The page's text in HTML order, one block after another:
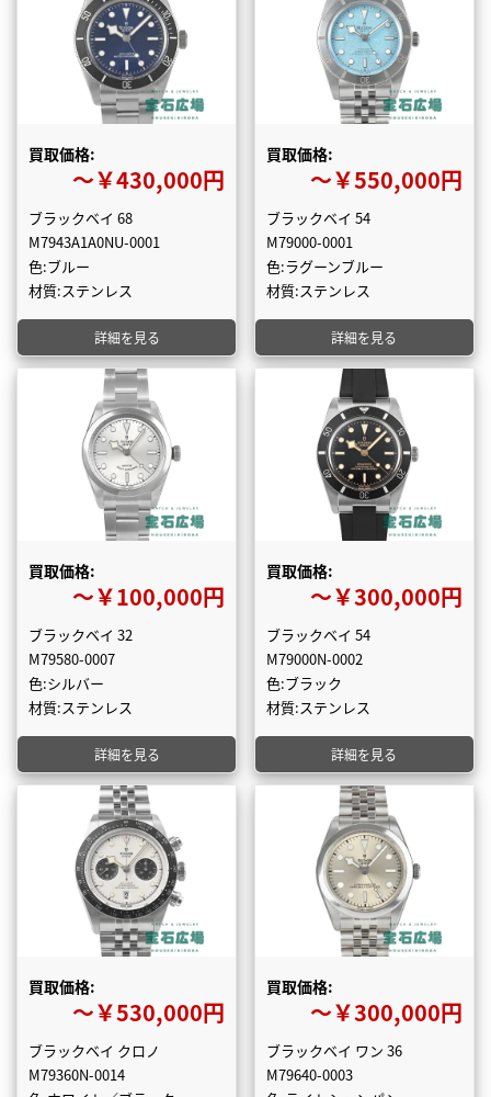
買取価格:
〜￥430,000円
ブラックベイ 68
M7943A1A0NU-0001
色:ブルー
材質:ステンレス
詳細を見る
買取価格:
〜￥550,000円
ブラックベイ 54
M79000-0001
色:ラグーンブルー
材質:ステンレス
詳細を見る
買取価格:
〜￥100,000円
ブラックベイ 32
M79580-0007
色:シルバー
材質:ステンレス
詳細を見る
買取価格:
〜￥300,000円
ブラックベイ 54
M79000N-0002
色:ブラック
材質:ステンレス
詳細を見る
買取価格:
〜￥530,000円
ブラックベイ クロノ
M79360N-0014
買取価格:
〜￥300,000円
ブラックベイ ワン 36
M79640-0003